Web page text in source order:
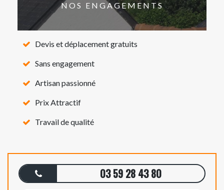
NOS ENGAGEMENTS
Devis et déplacement gratuits
Sans engagement
Artisan passionné
Prix Attractif
Travail de qualité
03 59 28 43 80